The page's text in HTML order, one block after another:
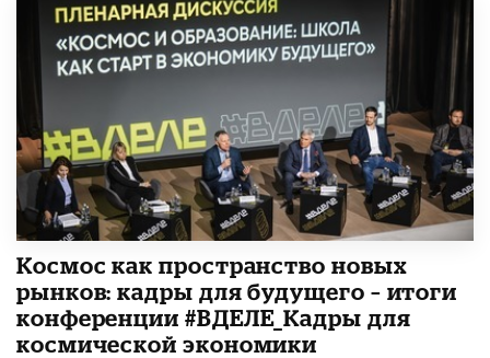
Космос как пространство новых
рынков: кадры для будущего – итоги
конференции #ВДЕЛЕ_Кадры для
космической экономики